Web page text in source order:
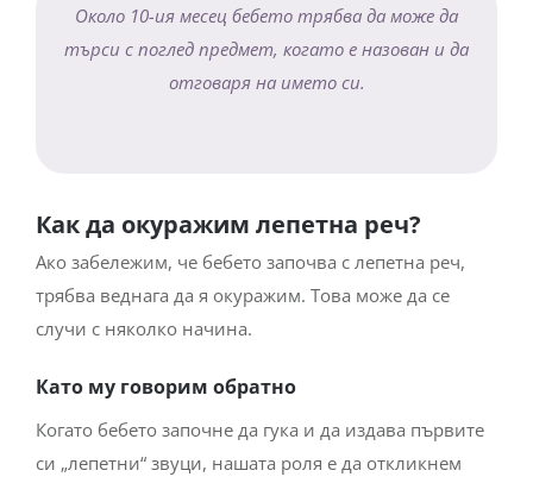
Около 10-ия месец бебето трябва да може да
търси с поглед предмет, когато е назован и да
отговаря на името си.
Как да окуражим лепетна реч?
Ако забележим, че бебето започва с лепетна реч,
трябва веднага да я окуражим. Това може да се
случи с няколко начина.
Като му говорим обратно
Когато бебето започне да гука и да издава първите
си „лепетни“ звуци, нашата роля е да откликнем